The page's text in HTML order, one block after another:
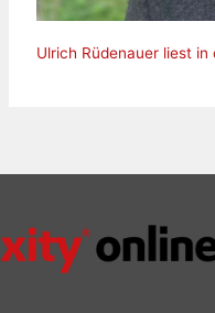
Ulrich Rüdenauer liest